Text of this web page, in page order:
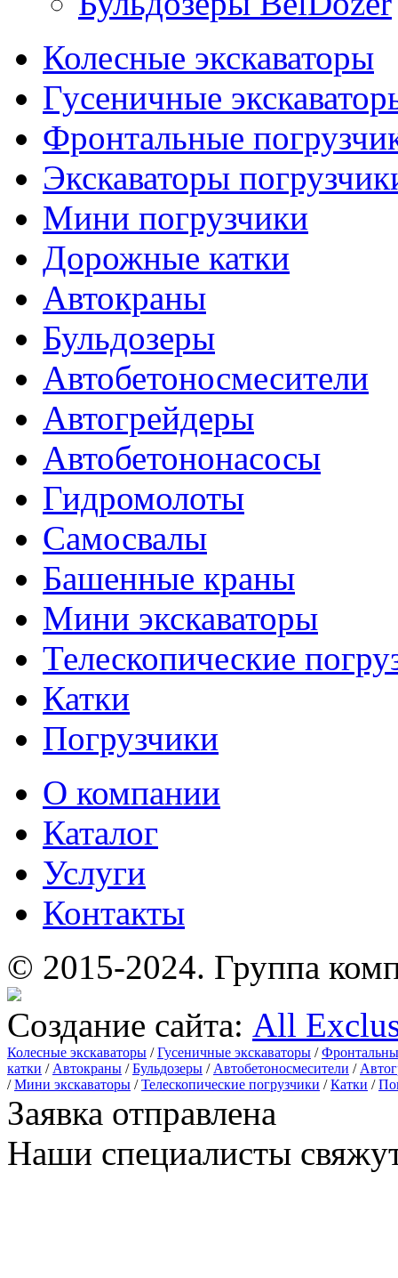
Колесные экскаваторы
Гусеничные
Фронтальные
Экскаваторы
Мини погрузчики
Дорожные катки
Автокраны
Бульдозеры
Автобетоносмесители
Автогрейдеры
Автобетононасосы
Гидромолоты
Самосвалы
Башенные краны
Мини экскаваторы
Телескопические
Катки
Погрузчики
О компании
Каталог
Услуги
Контакты
© 2015-2024. Группа
Создание сайта: All
Колесные экскаваторы /Гусеничные экскаваторы /
катки / Автокраны /Бульдозеры / Автобетоносмесители /
/Мини экскаваторы /Телескопические погрузчики /Катки /
Заявка отправлена
Наши специалисты